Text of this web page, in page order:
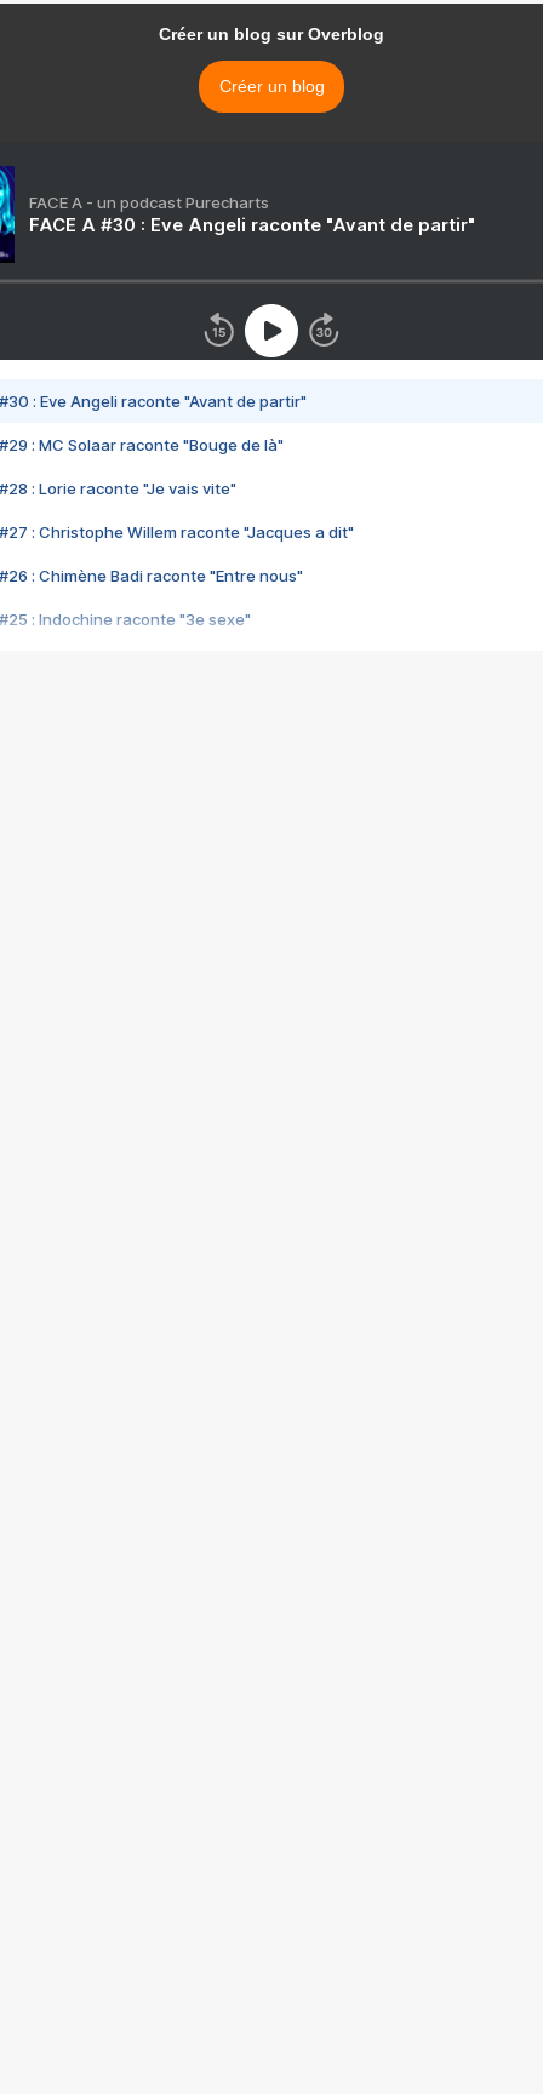
Créer un blog sur Overblog
Créer un blog
FACE A - un podcast Purecharts
FACE A #30 : Eve Angeli raconte "Avant de partir"
#30 : Eve Angeli raconte "Avant de partir"
#29 : MC Solaar raconte "Bouge de là"
#28 : Lorie raconte "Je vais vite"
#27 : Christophe Willem raconte "Jacques a dit"
#26 : Chimène Badi raconte "Entre nous"
#25 : Indochine raconte "3e sexe"